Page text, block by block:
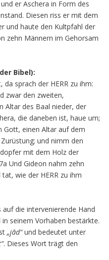
er Aschera in Form des
Diesen riss er mit dem
und haute den Kultpfahl der
zehn Männern im Gehorsam
Bibel):
sprach der HERR zu ihm:
zwar den zweiten,
Altar des Baal nieder, der
die daneben ist, haue um;
Gott, einen Altar auf dem
und nimm den
mit dem Holz der
Und Gideon nahm zehn
wie der HERR zu ihm
die intervenierende Hand
seinem Vorhaben bestärkte.
„jād“und bedeutet unter
. Dieses Wort trägt den